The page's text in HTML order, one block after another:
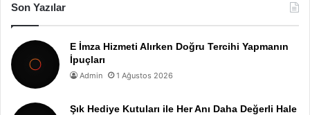
Son Yazılar
E İmza Hizmeti Alırken Doğru Tercihi Yapmanın
İpuçları
Admin 1 Ağustos 2026
Şık Hediye Kutuları ile Her Anı Daha Değerli Hale